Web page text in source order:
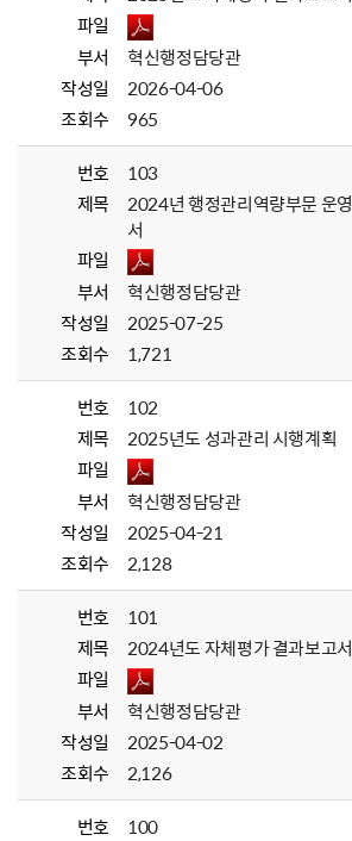
파일
부서
혁신행정담당관
작성일
2026-04-06
조회수
965
번호
103
제목
2024년 행정관리역량부문 운
서
파일
부서
혁신행정담당관
작성일
2025-07-25
조회수
1,721
번호
102
제목
2025년도 성과관리 시행계획
파일
부서
혁신행정담당관
작성일
2025-04-21
조회수
2,128
번호
101
제목
2024년도 자체평가 결과보고서
파일
부서
혁신행정담당관
작성일
2025-04-02
조회수
2,126
번호
100